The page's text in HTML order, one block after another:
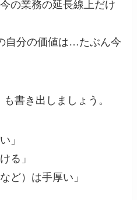
の業務の延長線上だけ
自分の価値は…たぶん今
書き出しましょう。
」
る」
ど）は手厚い」